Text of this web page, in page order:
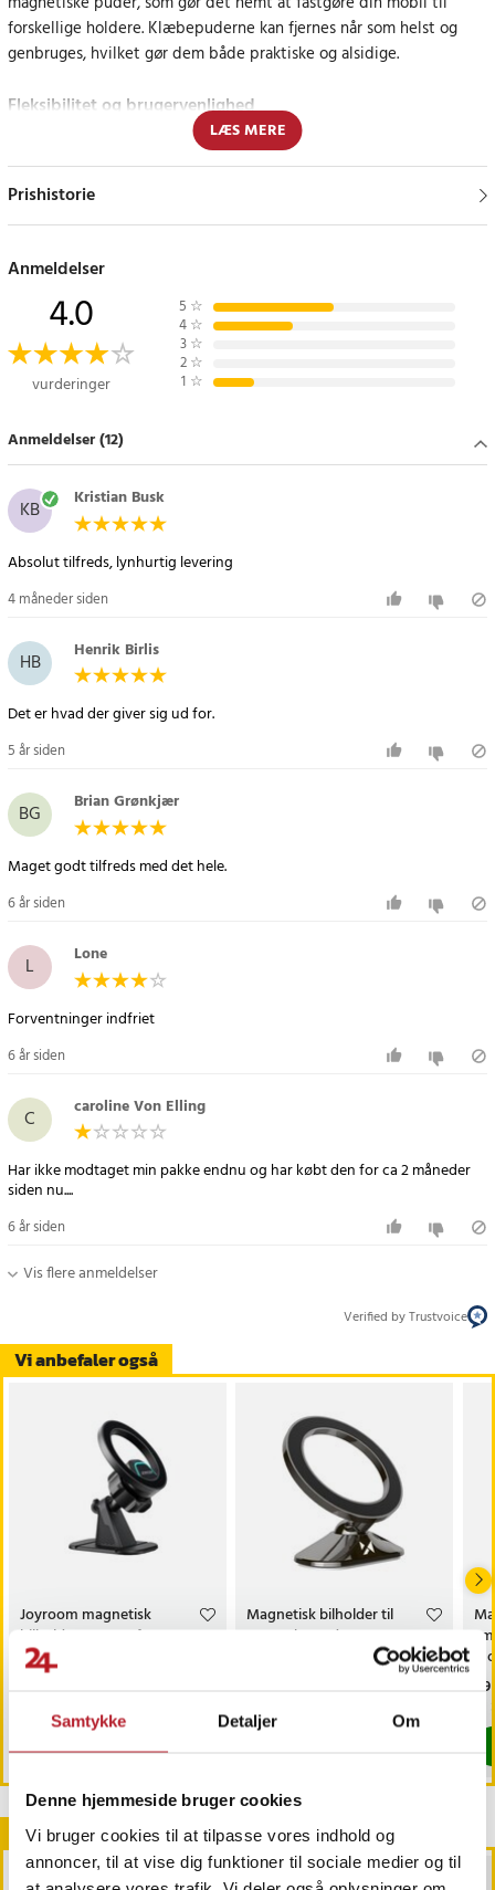
Samtykke Detaljer Om
Denne hjemmeside bruger cookies
Vi bruger cookies til at tilpasse vores indhold og
annoncer, til at vise dig funktioner til sociale medier og til
forskellige holdere. Klæbepuderne kan fjernes når som helst og
genbruges, hvilket gør dem både praktiske og alsidige.
Fleksibilitet og brugervenlighed
Med en diameter på 3 cm passer disse magnetiske skiver til de
fleste mobiltelefontasker og -enheder. De giver en stærk og
pålidelig fastgørelse, samtidig med at de er nemme at fjerne og
genbruge, når det er nødvendigt. Perfekt til at holde din mobil
sikker og inden for rækkevidde, uanset hvor du er.
Specifikation
- 10 magnetiske puder
- 3M klæbende puder
- Diameter: 3 cm
LÆS MERE
Prishistorie
Vi anbefaler også
Joyroom magnetisk
bilholder - MagSafe-
kompatibel
Køb
Magnetisk bilholder til
smartphone /
mobiltelefonholder til bil /
Anmeldelser
4.0
vurderinger
5 ☆
4 ☆
3 ☆
2 ☆
1 ☆
Anmeldelser (12)
KB Kristian Busk
Absolut tilfreds, lynhurtig levering
4 måneder siden
HB Henrik Birlis
Det er hvad der giver sig ud for.
5 år siden
BG Brian Grønkjær
Maget godt tilfreds med det hele.
6 år siden
L Lone
Forventninger indfriet
6 år siden
C caroline Von Elling
Har ikke modtaget min pakke endnu og har købt den for ca 2 måneder
siden nu....
6 år siden
Vis flere anmeldelser
Verified by Trustvoice
Andre købte også
BESTSELLERE